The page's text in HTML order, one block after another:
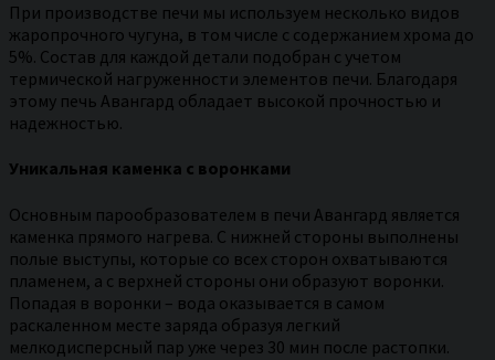
При производстве печи мы используем несколько видов
жаропрочного чугуна, в том числе с содержанием хрома до
5%. Состав для каждой детали подобран с учетом
термической нагруженности элементов печи. Благодаря
этому печь Авангард обладает высокой прочностью и
надежностью.
Уникальная каменка с воронками
Основным парообразователем в печи Авангард является
каменка прямого нагрева. С нижней стороны выполнены
полые выступы, которые со всех сторон охватываются
пламенем, а с верхней стороны они образуют воронки.
Попадая в воронки – вода оказывается в самом
раскаленном месте заряда образуя легкий
мелкодисперсный пар уже через 30 мин после растопки.